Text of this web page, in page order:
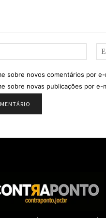
Nome:*
sobre novos comentários por e-
sobre novas publicações por e-